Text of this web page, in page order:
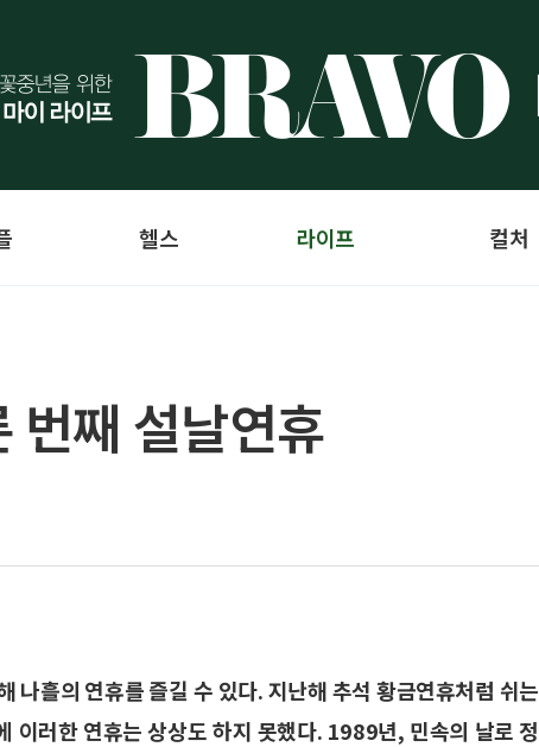
헬스 라이프 컬처
째 설날연휴
나흘의 연휴를 즐길 수 있다. 지난해 추석 황금연휴처럼 쉬는
이러한 연휴는 상상도 하지 못했다. 1989년, 민속의 날로 정